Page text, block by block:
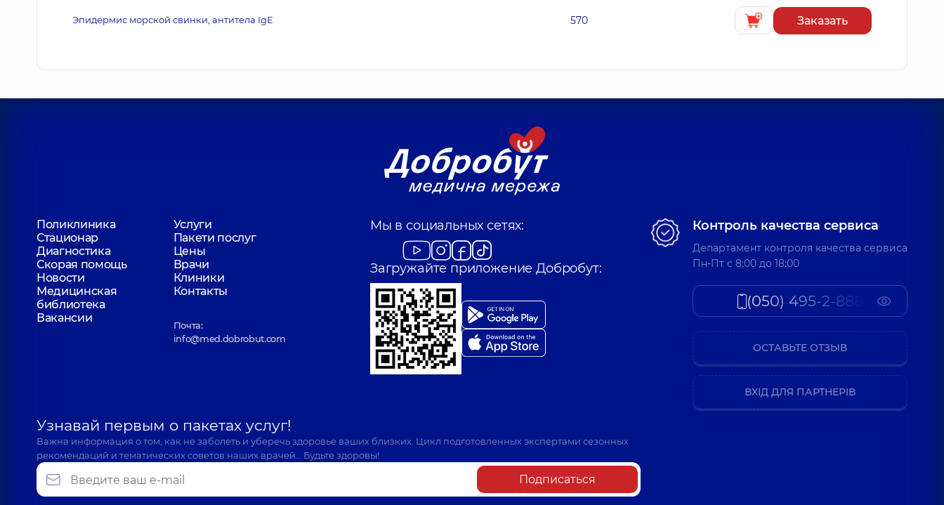
Эпидермис морской свинки, антитела IgE 570 Заказать
Поликлиника
Услуги
Стационар
Пакети послуг
Диагностика
Цены
Скорая помощь
Врачи
Новости
Клиники
Медицинская
библиотека
Контакты
Вакансии
Почта:
info@med.dobrobut.com
Мы в социальных сетях:
Загружайте приложение Добробут:
Узнавай первым о пакетах услуг!
Важна информация о том, как не заболеть и уберечь здоровье ваших близких. Цикл подготовленных экспертами сезонных
рекомендаций и тематических советов наших врачей… Будьте здоровы!
Подписаться
Контроль качества сервиса
Департамент контроля качества сервиса
Пн-Пт c 8:00 до 18:00
(050) 495-2-888
ОСТАВЬТЕ ОТЗЫВ
ВХІД ДЛЯ ПАРТНЕРІВ